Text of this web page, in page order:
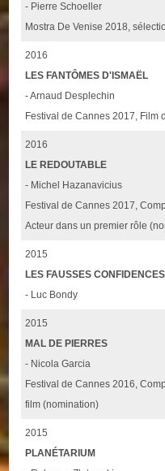
- Pierre Schoeller
Mostra De Venise 2018,
2016
LES FANTÔMES D'ISMAËL
- Arnaud Desplechin
Festival de Cannes 2017, Film
2016
LE REDOUTABLE
- Michel Hazanavicius
Festival de Cannes 2017,
Acteur dans un premier rôle
2015
LES FAUSSES CONFIDENCES
- Luc Bondy
2015
MAL DE PIERRES
- Nicola Garcia
Festival de Cannes 2016,
film (nomination)
2015
PLANÉTARIUM